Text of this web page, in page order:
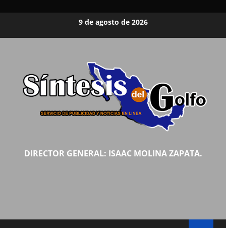
9 de agosto de 2026
DIRECTOR GENERAL: ISAAC MOLINA ZAPATA.